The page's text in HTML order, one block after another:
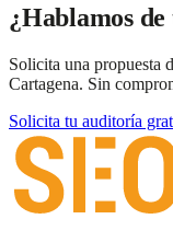
¿Hablamos
Solicita una propuesta
Cartagena. Sin
Solicita tu auditoría